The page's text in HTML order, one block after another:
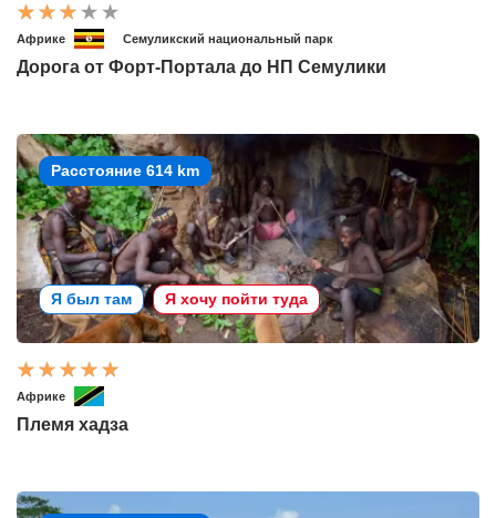
Африке Семуликский национальный парк
Дорога от Форт-Портала до НП Семулики
Расстояние 614 km
Я был там Я хочу пойти туда
Африке
Племя хадза